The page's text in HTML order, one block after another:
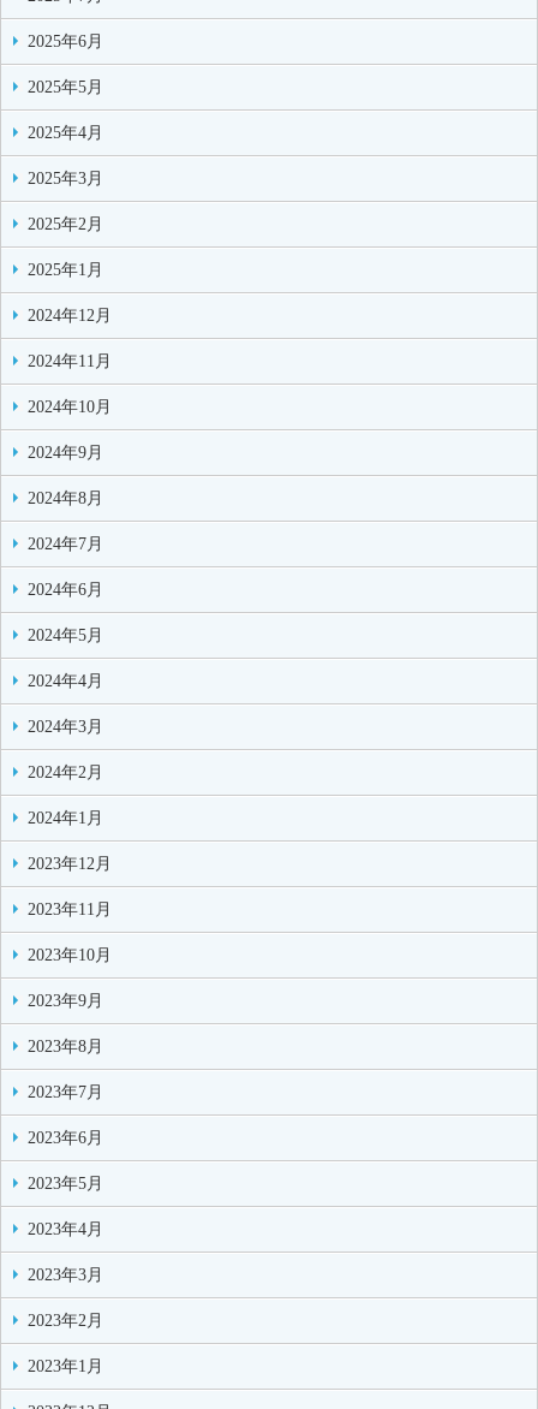
2025年6月
2025年5月
2025年4月
2025年3月
2025年2月
2025年1月
2024年12月
2024年11月
2024年10月
2024年9月
2024年8月
2024年7月
2024年6月
2024年5月
2024年4月
2024年3月
2024年2月
2024年1月
2023年12月
2023年11月
2023年10月
2023年9月
2023年8月
2023年7月
2023年6月
2023年5月
2023年4月
2023年3月
2023年2月
2023年1月